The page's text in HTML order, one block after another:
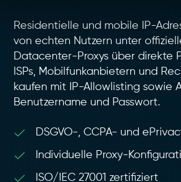
Residentielle und mobile IP-
von echten Nutzern unter
Datacenter-Proxys über direkte
ISPs, Mobilfunkanbietern und
kaufen mit IP-Allowlisting sowie
Benutzername und Passwort.
DSGVO-, CCPA- und
Individuelle Proxy-
ISO/IEC 27001 zertifiziert